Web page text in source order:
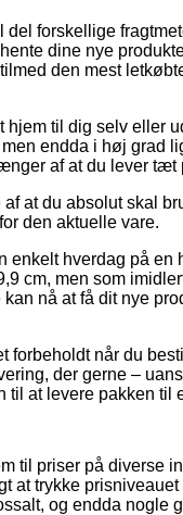
forskellige
dine nye
den mest
til dig selv eller
endda i høj grad
af at du lever tæt
at du absolut skal
den aktuelle vare.
hverdag på en
cm, men som
nå at få dit nye
forbeholdt når du
der gerne –
at levere pakken til
til priser på diverse
at trykke
og endda nogle